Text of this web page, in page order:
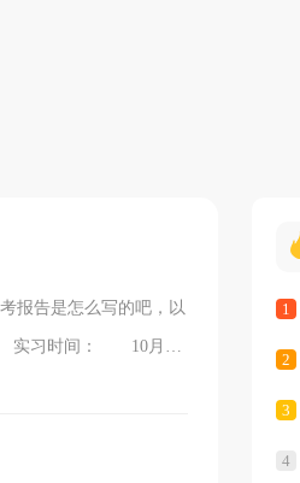
报告是怎么写的吧，以
1 实习时间： 10月14
。 班级： 电气二
1
2
3
4